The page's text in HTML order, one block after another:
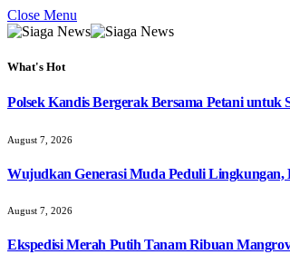
Close Menu
What's Hot
Polsek Kandis Bergerak Bersama Petani
August 7, 2026
Wujudkan Generasi Muda Peduli
August 7, 2026
Ekspedisi Merah Putih Tanam Ribuan